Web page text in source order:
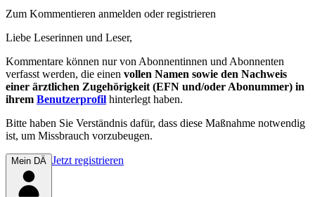
Zum Kommentieren anmelden oder registrieren
Liebe Leserinnen und Leser,
Kommentare können nur von Abonnentinnen und Abonnenten
verfasst werden, die einen vollen Namen sowie den Nachweis
einer ärztlichen Zugehörigkeit (EFN und/oder Abonummer) in
ihrem Benutzerprofil hinterlegt haben.
Bitte haben Sie Verständnis dafür, dass diese Maßnahme notwendig
ist, um Missbrauch vorzubeugen.
Mein DÄ Jetzt registrieren